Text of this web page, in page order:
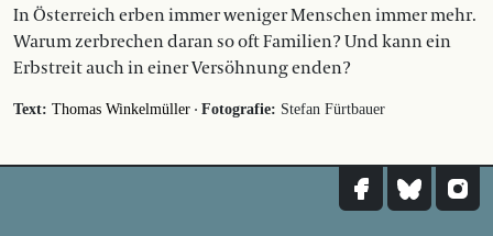
In Österreich erben immer weniger Menschen immer mehr.
Warum zerbrechen daran so oft Familien? Und kann ein
Erbstreit auch in einer Versöhnung enden?
Text: Thomas Winkelmüller · Fotografie: Stefan Fürtbauer